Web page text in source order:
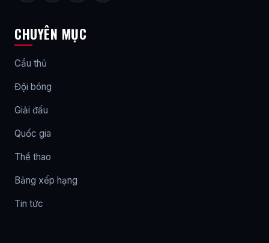
CHUYÊN MỤC
Cầu thủ
Đội bóng
Giải đấu
Quốc gia
Thể thao
Bảng xếp hạng
Tin tức